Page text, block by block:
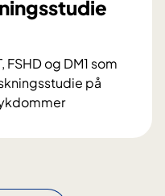
og DM1 som
på